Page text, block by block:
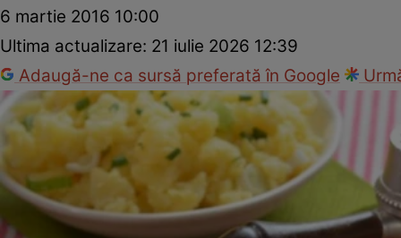
6 martie 2016 10:00
Ultima actualizare: 21 iulie 2026 12:39
Adaugă-ne ca sursă preferată în Google